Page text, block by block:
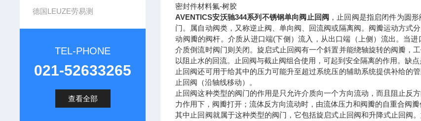
德国LEUZE劳易测
TEL-PHONE
021-52633265
查看全部
密封件材料氟-树胶
AVENTICS安沃驰344系列不锈钢单向阀止回阀 ，止回阀是指启闭件为圆
门。属自动阀类，又称逆止阀、单向阀、回流阀或隔离阀。阀瓣运动方式
动阀瓣的阀杆。介质从进口端(下侧）流入，从出口端（上侧）流出。当
介质倒流时阀门则关闭。旋启式止回阀有一个斜置并能绕轴旋转的阀瓣，
以阻止水的回流。止回阀与截止阀组合使用，可起到安全隔离的作用。缺点
止回阀还可用于给其中的压力可能升至超过系统压的辅助系统提供补给的
止回阀（沿轴线移动）。
止回阀这种类型的阀门的作用是只允许介质向一个方向流动，而且阻止反
力作用下，阀瓣打开；流体反方向流动时，由流体压力和阀瓣的自重合阀瓣
其中止回阀就属于这种类型的阀门，它包括旋启式止回阀和升降式止回阀